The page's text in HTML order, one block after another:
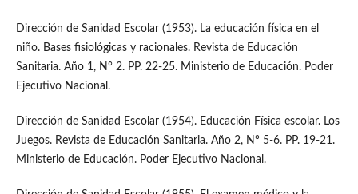
Dirección de Sanidad Escolar (1953). La educación física en el
niño. Bases fisiológicas y racionales. Revista de Educación
Sanitaria. Año 1, N° 2. PP. 22-25. Ministerio de Educación. Poder
Ejecutivo Nacional.
Dirección de Sanidad Escolar (1954). Educación Física escolar. Los
Juegos. Revista de Educación Sanitaria. Año 2, N° 5-6. PP. 19-21.
Ministerio de Educación. Poder Ejecutivo Nacional.